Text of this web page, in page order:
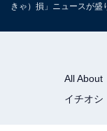
きゃ）損」ニュースが盛
All About
イチオシ